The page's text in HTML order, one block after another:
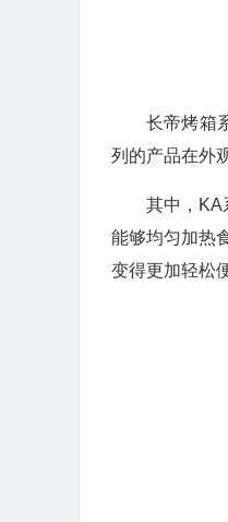
长帝烤箱
列的产品在外
其中，KA
能够均匀加热
变得更加轻松